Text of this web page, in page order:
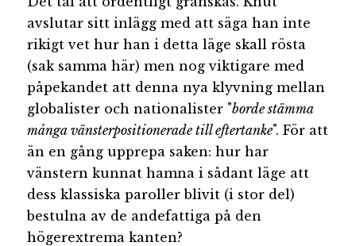
avslutar sitt inlägg med att säga han inte
rikigt vet hur han i detta läge skall rösta
(sak samma här) men nog viktigare med
påpekandet att denna nya klyvning mellan
globalister och nationalister "borde stämma
många vänsterpositionerade till eftertanke". För att
än en gång upprepa saken: hur har
vänstern kunnat hamna i sådant läge att
dess klassiska paroller blivit (i stor del)
bestulna av de andefattiga på den
högerextrema kanten?